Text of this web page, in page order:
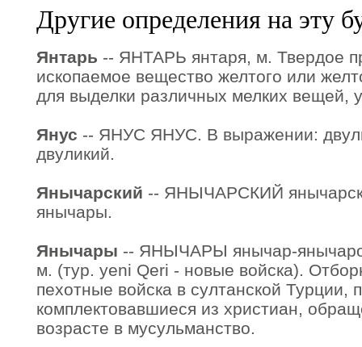
Другие определения на эту
Янтарь -- ЯНТАРЬ янтаря, м. Твердое
ископаемое вещество желтого или
для выделки различных мелких вещей,
Янус -- ЯНУС ЯНУС. В выражении:
двуликий.
Янычарский -- ЯНЫЧАРСКИЙ
янычары.
Янычары -- ЯНЫЧАРЫ янычар-
м. (тур. yeni Qeri - новые войска).
пехотные войска в султанской Турции,
комплектовавшиеся из христиан,
возрасте в мусульманство.